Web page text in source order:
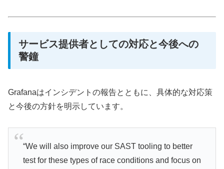
サービス提供者としての対応と今後への
警鐘
Grafanaはインシデントの報告とともに、具体的な対応策
と今後の方針を明示しています。
“We will also improve our SAST tooling to better
test for these types of race conditions and focus on